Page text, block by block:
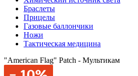
Браслеты
Прицелы
Газовые баллончики
Ножи
Тактическая медицина
"American Flag" Patch - Мультикам